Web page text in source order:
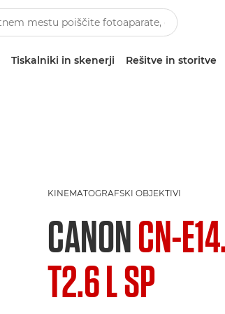
Tiskalniki in skenerji Rešitve in storitve
KINEMATOGRAFSKI OBJEKTIVI
CANONCN-
T2.6 L SP